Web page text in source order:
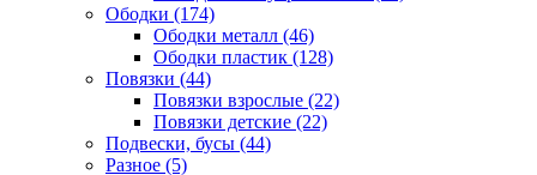
Ободки (174)
Ободки металл (46)
Ободки пластик (128)
Повязки (44)
Повязки взрослые (22)
Повязки детские (22)
Подвески, бусы (44)
Разное (5)